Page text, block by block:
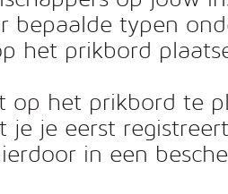
bepaalde typen
het prikbord
op het prikbord te
je je eerst
in een